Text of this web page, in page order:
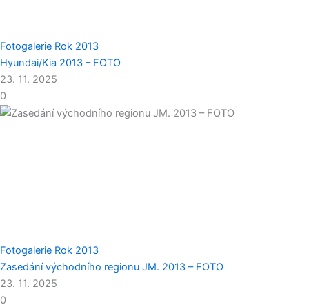
Fotogalerie Rok 2013
Hyundai/Kia 2013 – FOTO
23. 11. 2025
0
Fotogalerie Rok 2013
Zasedání východního regionu JM. 2013 – FOTO
23. 11. 2025
0